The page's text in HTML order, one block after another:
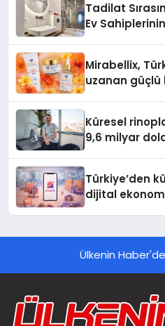
Tadilat
Ev
Mirabellix,
uzanan
Küresel
9,6 milyar
Türkiye’den
dijital
Ülkenin